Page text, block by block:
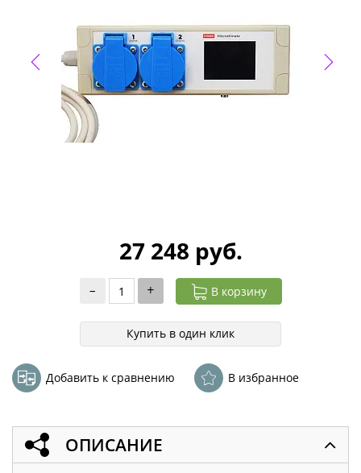
27 248 руб.
– + В корзину
Купить в один клик
Добавить к сравнению В избранное
ОПИСАНИЕ